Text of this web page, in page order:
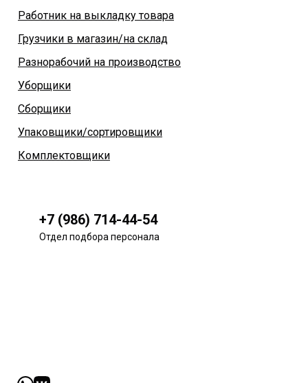
Комплектовщики
Упаковщики/сортировщики
Сборщики
Уборщики
Разнорабочий на производство
Грузчики в магазин/на склад
Работник на выкладку товара
+7 (986) 714-44-54
Отдел подбора персонала